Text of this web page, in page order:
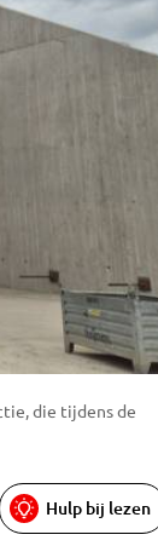
die tijdens de
Hulp bij lezen